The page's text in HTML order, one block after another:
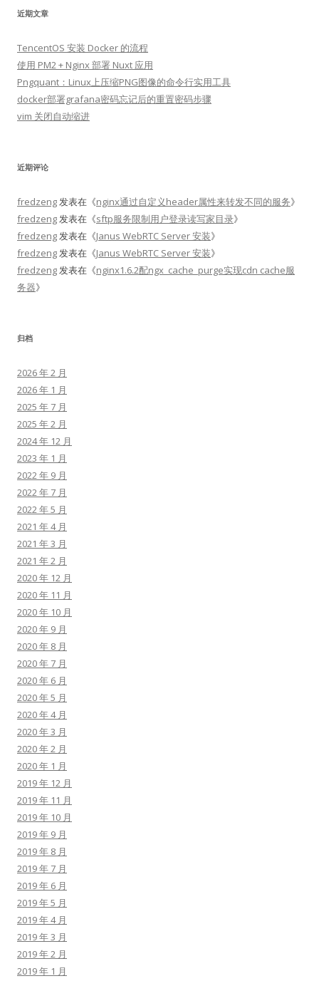
近期文章
TencentOS 安装 Docker 的流程
使用 PM2 + Nginx 部署 Nuxt 应用
Pngquant：Linux上压缩PNG图像的命令行实用工具
docker部署grafana密码忘记后的重置密码步骤
vim 关闭自动缩进
近期评论
fredzeng发表在《nginx通过自定义header属性来转发不同的服务》
fredzeng发表在《sftp服务限制用户登录读写家目录》
fredzeng发表在《Janus WebRTC Server 安装》
fredzeng发表在《Janus WebRTC Server 安装》
fredzeng发表在《nginx1.6.2配ngx_cache_purge实现cdn cache服
务器》
归档
2026 年 2 月
2026 年 1 月
2025 年 7 月
2025 年 2 月
2024 年 12 月
2023 年 1 月
2022 年 9 月
2022 年 7 月
2022 年 5 月
2021 年 4 月
2021 年 3 月
2021 年 2 月
2020 年 12 月
2020 年 11 月
2020 年 10 月
2020 年 9 月
2020 年 8 月
2020 年 7 月
2020 年 6 月
2020 年 5 月
2020 年 4 月
2020 年 3 月
2020 年 2 月
2020 年 1 月
2019 年 12 月
2019 年 11 月
2019 年 10 月
2019 年 9 月
2019 年 8 月
2019 年 7 月
2019 年 6 月
2019 年 5 月
2019 年 4 月
2019 年 3 月
2019 年 2 月
2019 年 1 月